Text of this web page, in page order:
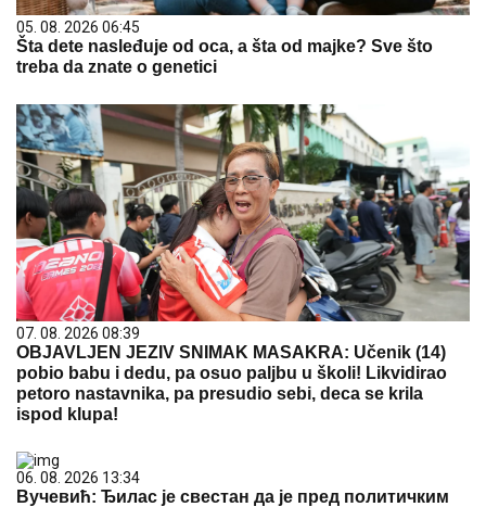
05. 08. 2026 06:45
Šta dete nasleđuje od oca, a šta od majke? Sve što
treba da znate o genetici
07. 08. 2026 08:39
OBJAVLJEN JEZIV SNIMAK MASAKRA: Učenik (14)
pobio babu i dedu, pa osuo paljbu u školi! Likvidirao
petoro nastavnika, pa presudio sebi, deca se krila
ispod klupa!
06. 08. 2026 13:34
Вучевић: Ђилас је свестан да је пред политичким